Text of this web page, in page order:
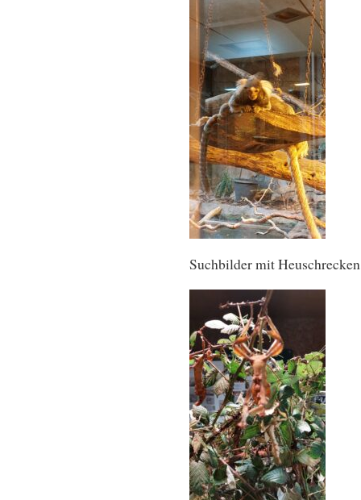
Suchbilder mit Heuschrecken